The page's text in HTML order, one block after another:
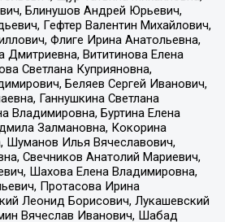
Блинушов Андрей Юрьевич,
Гефтер Валентин Михайлович,
Флиге Ирина Анатольевна,
Дмитриевна, Вититинова Елена
Светлана Куприяновна,
Беляев Сергей Иванович,
Ганнушкина Светлана
Владимировна, Буртина Елена
Залмановна, Кокорина
Шуманов Илья Вячеславович,
Свечников Анатолий Мариевич,
Шахова Елена Владимировна,
Протасова Ирина
Леонид Борисович, Лукашевский
Вячеслав Иванович, Шабад